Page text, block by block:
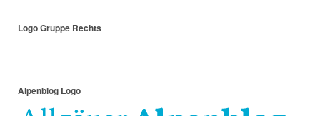
Logo Gruppe Rechts
Alpenblog Logo